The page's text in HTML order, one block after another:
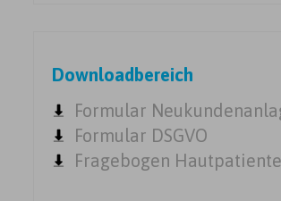
Downloadbereich
Formular
Formular DSGVO
Fragebogen